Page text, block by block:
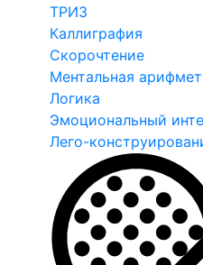
ТРИЗ
Каллиграфия
Скорочтение
Ментальная
Логика
Эмоциональный
Лего-